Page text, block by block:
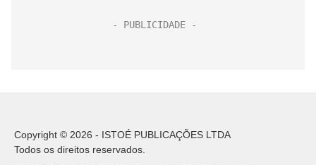
Copyright © 2026 - ISTOÉ PUBLICAÇÕES LTDA
Todos os direitos reservados.